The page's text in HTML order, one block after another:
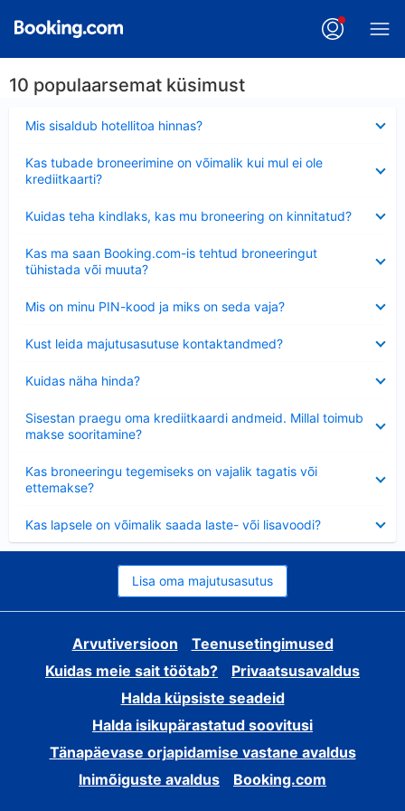
10 populaarsemat küsimust
Mis sisaldub hotellitoa hinnas?
Kas tubade broneerimine on võimalik kui mul ei ole
krediitkaarti?
Kuidas teha kindlaks, kas mu broneering on kinnitatud?
Kas ma saan Booking.com-is tehtud broneeringut
tühistada või muuta?
Mis on minu PIN-kood ja miks on seda vaja?
Kust leida majutusasutuse kontaktandmed?
Kuidas näha hinda?
Sisestan praegu oma krediitkaardi andmeid. Millal toimub
makse sooritamine?
Kas broneeringu tegemiseks on vajalik tagatis või
ettemakse?
Kas lapsele on võimalik saada laste- või lisavoodi?
Lisa oma majutusasutus
Arvutiversioon
Teenusetingimused
Kuidas meie sait töötab?
Privaatsusavaldus
Halda küpsiste seadeid
Halda isikupärastatud soovitusi
Tänapäevase orjapidamise vastane avaldus
Inimõiguste avaldus
Booking.com